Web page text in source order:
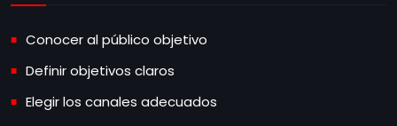
Conocer al público objetivo
Definir objetivos claros
Elegir los canales adecuados